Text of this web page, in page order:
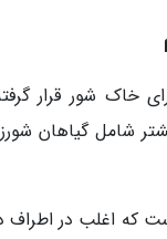
خاک شور قرار
شامل گیاهان
که اغلب در اطراف